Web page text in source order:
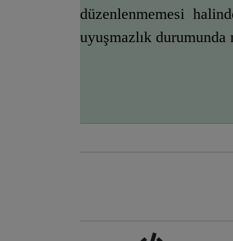
düzenlenmemesi
uyuşmazlık durumunda